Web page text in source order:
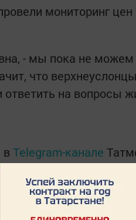
мониторинг
- мы пока не можем
что
на вопросы
Telegram-канале
мессенджере MАХ: